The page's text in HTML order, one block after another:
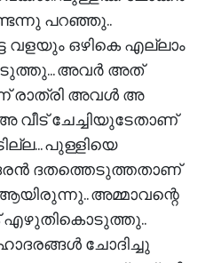
പറഞ്ഞു..
വളയും ഒഴികെ എല്ലാം
അവർ അത്
രാത്രി അവൾ അ
ചേച്ചിയുടേതാണ്
പുള്ളിയെ
ദതത്തെടുത്തതാണ്
ആയിരുന്നു.. അമ്മാവന്റെ
എഴുതികൊടുത്തു..
ചോദിച്ചു